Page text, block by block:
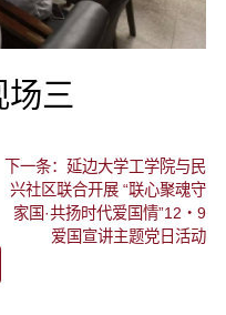
场三
下一条：延边大学工学院与民
兴社区联合开展 “联心聚魂守
家国·共扬时代爱国情”12・9
爱国宣讲主题党日活动